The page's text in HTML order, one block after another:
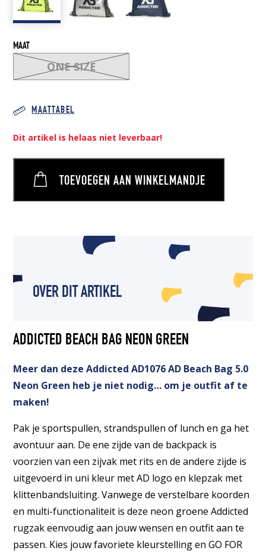
MAAT
ONE SIZE
MAATTABEL
Dit artikel is helaas niet leverbaar!
TOEVOEGEN AAN WINKELMANDJE
OVER DIT ARTIKEL
ADDICTED BEACH BAG NEON GREEN
Meer dan deze Addicted AD1076 AD Beach Bag 5.0
Neon Green heb je niet nodig… om je outfit af te
maken!
Pak je sportspullen, strandspullen of lunch en ga het
avontuur aan. De ene zijde van de backpack is
voorzien van een zijvak met rits en de andere zijde is
uitgevoerd in uni kleur met AD logo en klepzak met
klittenbandsluiting. Vanwege de verstelbare koorden
en multi-functionaliteit is deze neon groene Addicted
rugzak eenvoudig aan jouw wensen en outfit aan te
passen. Kies jouw favoriete kleurstelling en GO FOR